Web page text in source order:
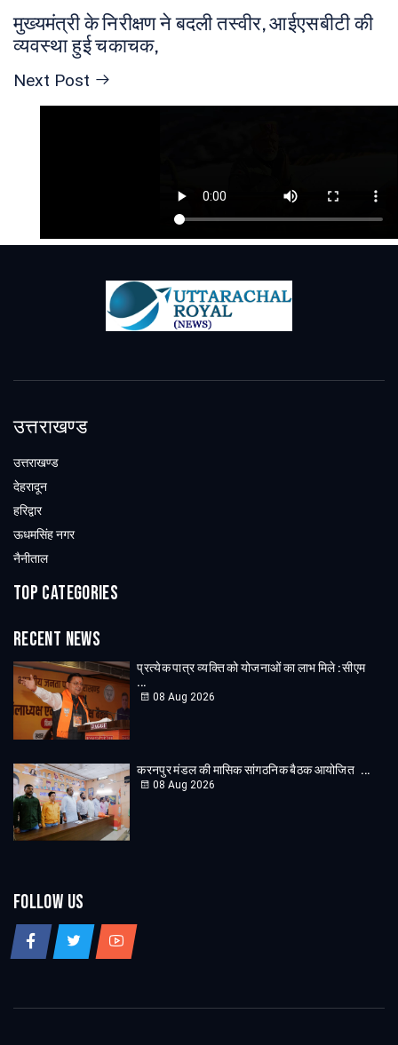
होम
उत्तराखण्ड
राजनीति
खेल
मुख्यमंत्री के निरीक्षण ने बदली तस्वीर, आईएसबीटी की
व्यवस्था हुई चकाचक,
Next Post
उत्तराखण्ड
उत्तराखण्ड
देहरादून
हरिद्वार
ऊधमसिंह नगर
नैनीताल
Top Categories
Recent News
प्रत्येक पात्र व्यक्ति को योजनाओं का लाभ मिले : सीएम
...
08 Aug 2026
करनपुर मंडल की मासिक सांगठनिक बैठक आयोजित ...
08 Aug 2026
Follow Us